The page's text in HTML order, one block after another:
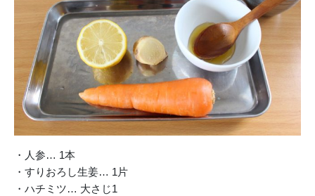
・人参… 1本
・すりおろし生姜… 1片
・ハチミツ… 大さじ1